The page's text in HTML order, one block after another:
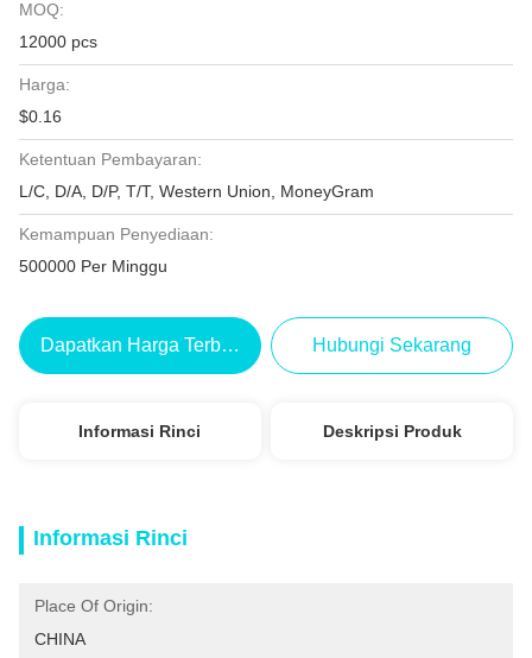
MOQ:
12000 pcs
Harga:
$0.16
Ketentuan Pembayaran:
L/C, D/A, D/P, T/T, Western Union, MoneyGram
Kemampuan Penyediaan:
500000 Per Minggu
Dapatkan Harga Terbaik Hubungi Sekarang
Informasi Rinci Deskripsi Produk
Informasi Rinci
Place Of Origin:
CHINA